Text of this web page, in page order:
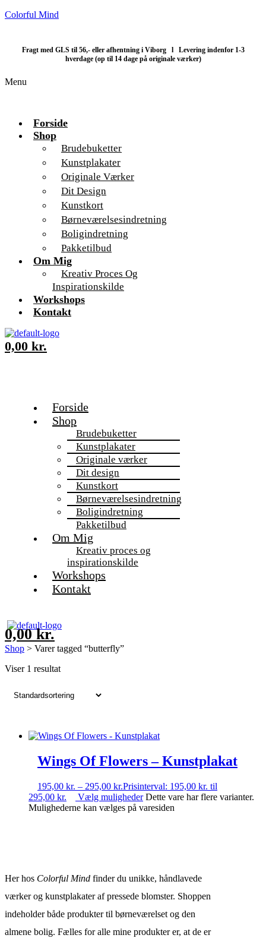
Colorful Mind
Fragt med GLS til 56,- eller afhentning i Viborg l Levering indenfor 1-3
hverdage (op til 14 dage på originale værker)
Menu
Forside
Shop
Brudebuketter
Kunstplakater
Originale Værker
Dit Design
Kunstkort
Børneværelsesindretning
Boligindretning
Pakketilbud
Om Mig
Kreativ Proces Og
Inspirationskilde
Workshops
Kontakt
0,00 kr.
Forside
Shop
Brudebuketter
Kunstplakater
Originale værker
Dit design
Kunstkort
Børneværelsesindretning
Boligindretning
Pakketilbud
Om Mig
Kreativ proces og
inspirationskilde
Workshops
Kontakt
0,00kr.
Shop > Varer tagged “butterfly”
Viser 1 resultat
Wings Of Flowers – Kunstplakat
195,00 kr. – 295,00 kr.Prisinterval: 195,00 kr. til
295,00 kr.
Vælg muligheder Dette vare har flere varianter.
Mulighederne kan vælges på varesiden
Her hos Colorful Mind finder du unikke, håndlavede
værker og kunstplakater af pressede blomster. Shoppen
indeholder både produkter til børneværelset og den
almene bolig. Fælles for alle mine produkter er, at de er